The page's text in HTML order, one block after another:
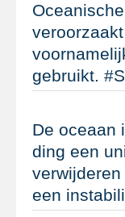
gebruikt.
De oceaan
ding een
een